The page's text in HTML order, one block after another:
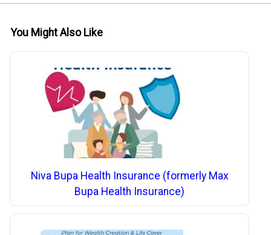
You Might Also Like
Niva Bupa Health Insurance (formerly Max
Bupa Health Insurance)